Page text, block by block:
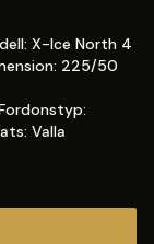
X-Ice North 4
225/50
Valla